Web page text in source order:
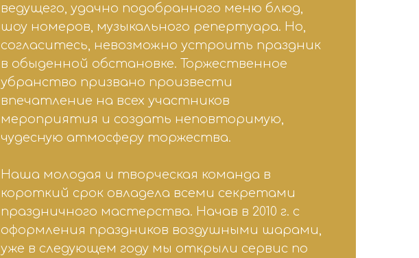
ведущего, удачно подобранного меню блюд,
шоу номеров, музыкального репертуара. Но,
согласитесь, невозможно устроить праздник
в обыденной обстановке. Торжественное
убранство призвано произвести
впечатление на всех участников
мероприятия и создать неповторимую,
чудесную атмосферу торжества.
Наша молодая и творческая команда в
короткий срок овладела всеми секретами
праздничного мастерства. Начав в 2010 г. с
оформления праздников воздушными шарами,
уже в следующем году мы открыли сервис по